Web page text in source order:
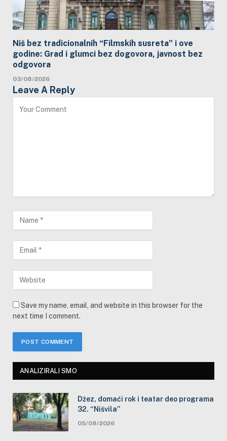
Niš bez tradicionalnih “Filmskih susreta” i ove
godine: Grad i glumci bez dogovora, javnost bez
odgovora
03/08/2026
Leave A Reply
Save my name, email, and website in this browser for the
next time I comment.
ANALIZIRALI SMO
Džez, domaći rok i teatar deo programa
32. “Nišvila”
05/08/2026